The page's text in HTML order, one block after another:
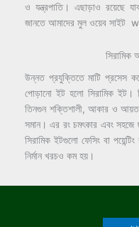
ও যন্ত্রপাতি। এছাড়াও রয়েছে
জানতে আমাদের মুল ওয়েব
সিরামিক
উন্নত প্রযুক্তিতে মাটি প্রসেস
পোড়ানো ইট হলো সিরামিক ইট।
তিনগুন শক্তিশালী, আকার ও
সমান। এর রং চমৎকার এবং সহজে
সিরামিক ইটগুলো ফেসিং বা
নির্মান খরচও কম হয়।